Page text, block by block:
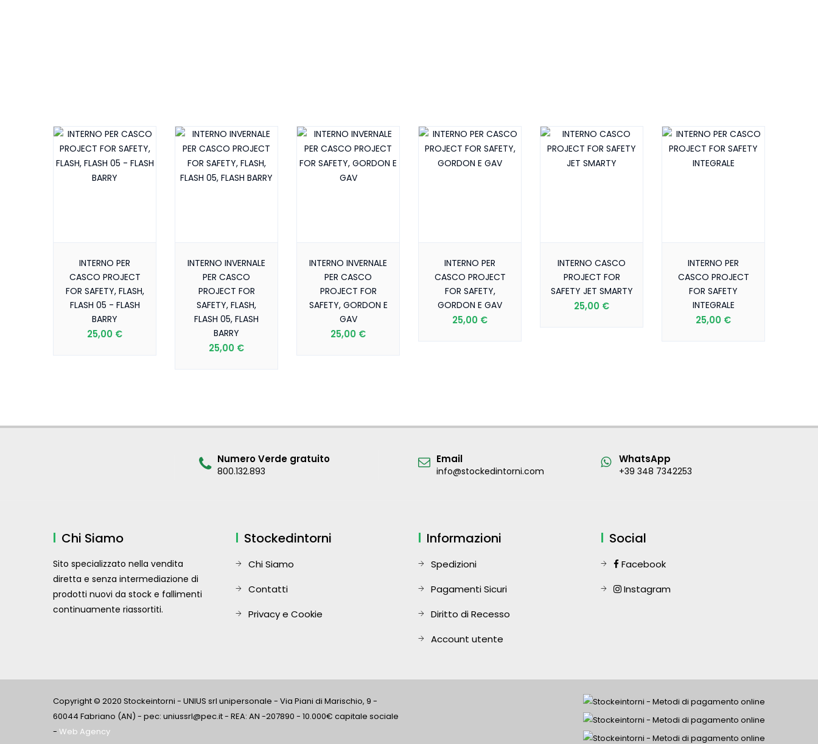
INTERNO PER
CASCO PROJECT
FOR SAFETY, FLASH,
FLASH 05 - FLASH
BARRY
25,00 €
INTERNO INVERNALE
PER CASCO
PROJECT FOR
SAFETY, FLASH,
FLASH 05, FLASH
BARRY
25,00 €
INTERNO INVERNALE
PER CASCO
PROJECT FOR
SAFETY, GORDON E
GAV
25,00 €
INTERNO PER
CASCO PROJECT
FOR SAFETY,
GORDON E GAV
25,00 €
INTERNO CASCO
PROJECT FOR
SAFETY JET SMARTY
25,00 €
INTERNO PER
CASCO PROJECT
FOR SAFETY
INTEGRALE
25,00 €
Numero Verde gratuito
800.132.893
Email
info@stockedintorni.com
WhatsApp
+39 348 7342253
Chi Siamo
Sito specializzato nella vendita
diretta e senza intermediazione di
prodotti nuovi da stock e fallimenti
continuamente riassortiti.
Stockedintorni
Chi Siamo
Contatti
Privacy e Cookie
Informazioni
Spedizioni
Pagamenti Sicuri
Diritto di Recesso
Account utente
Social
Facebook
Instagram
Copyright © 2020 Stockeintorni - UNIUS srl unipersonale - Via Piani di Marischio, 9 -
60044 Fabriano (AN) - pec: uniussrl@pec.it - REA: AN -207890 - 10.000€ capitale sociale
- Web Agency